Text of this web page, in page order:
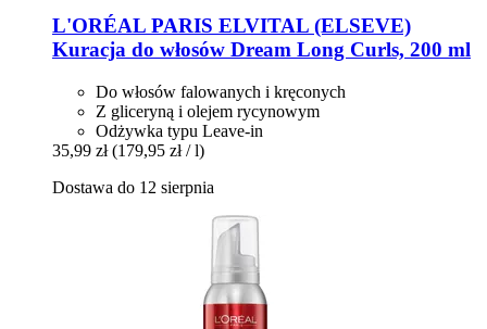
L'ORÉAL PARIS ELVITAL (ELSEVE)
Kuracja do włosów Dream Long Curls, 200 ml
Do włosów falowanych i kręconych
Z gliceryną i olejem rycynowym
Odżywka typu Leave-in
35,99 zł (179,95 zł / l)
Dostawa do 12 sierpnia